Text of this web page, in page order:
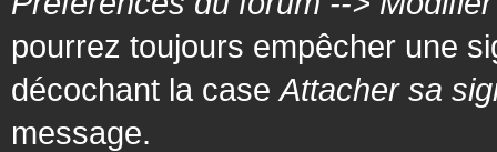
pourrez toujours empêcher une
décochant la caseAttacher sa
message.